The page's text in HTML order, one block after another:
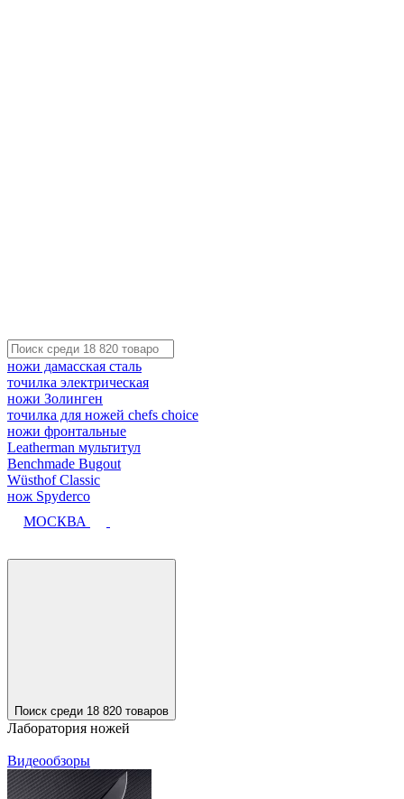
ножи дамасская сталь
точилка электрическая
ножи Золинген
точилка для ножей chefs choice
ножи фронтальные
Leatherman мультитул
Benchmade Bugout
Wüsthof Classic
нож Spyderco
МОСКВА
Поиск среди 18 820 товаров
Лаборатория ножей
Видеообзоры